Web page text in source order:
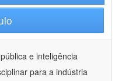
e inteligência
para a indústria